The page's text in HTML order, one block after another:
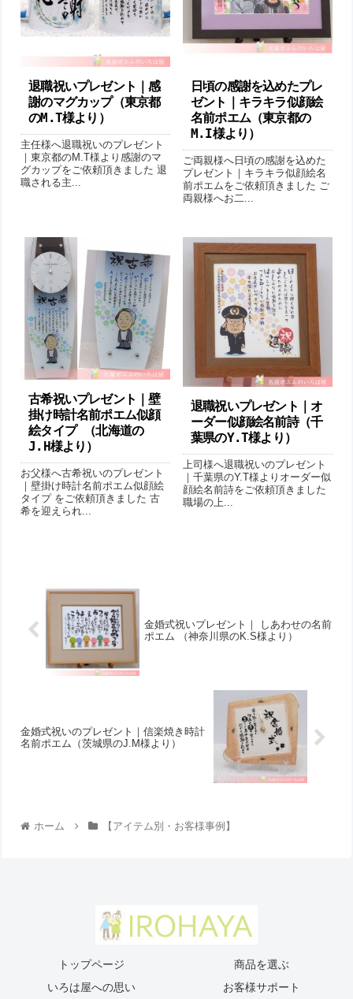
退職祝いプレゼント｜感
謝のマグカップ（東京都
のM.T様より ）
主任様へ退職祝いのプレゼント
｜東京都のM.T様より感謝のマ
グカップをご依頼頂きました 退
職される主...
日頃の感謝を込めたプレ
ゼント｜キラキラ似顔絵
名前ポエム（東京都の
M.I様より ）
ご両親様へ日頃の感謝を込めた
プレゼント｜キラキラ似顔絵名
前ポエムをご依頼頂きました ご
両親様へお二...
古希祝いプレゼント｜壁
掛け時計名前ポエム似顔
絵タイプ （北海道の
J.H様より ）
お父様へ古希祝いのプレゼント
｜壁掛け時計名前ポエム似顔絵
タイプ をご依頼頂きました 古
希を迎えられ...
退職祝いプレゼント｜オ
ーダー似顔絵名前詩（千
葉県のY.T様より ）
上司様へ退職祝いのプレゼント
｜千葉県のY.T様よりオーダー似
顔絵名前詩をご依頼頂きました
職場の上...
金婚式祝いプレゼント｜ しあわせの名前
ポエム （神奈川県のK.S様より ）
金婚式祝いのプレゼント｜信楽焼き時計
名前ポエム（茨城県のJ.M様より ）
ホーム 【アイテム別・お客様事例】
トップページ
商品を選ぶ
いろは屋への思い
お客様サポート